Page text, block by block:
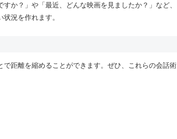
か？」や「最近、どんな映画を見ましたか？」など、
況を作れます。
距離を縮めることができます。ぜひ、これらの会話術